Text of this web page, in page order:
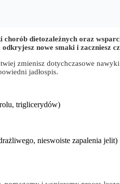
dietozależnych oraz
nowe smaki i zaczniesz
zmienisz dotychczasowe
jadłospis.
triglicerydów)
nieswoiste zapalenia jelit)